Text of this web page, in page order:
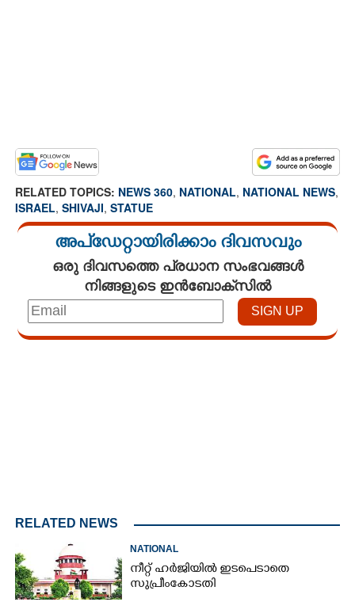
RELATED TOPICS: NEWS 360, NATIONAL, NATIONAL NEWS,
ISRAEL, SHIVAJI, STATUE
അപ്ഡേറ്റായിരിക്കാം ദിവസവും
ഒരു ദിവസത്തെ പ്രധാന സംഭവങ്ങൾ
നിങ്ങളുടെ ഇൻബോക്സിൽ
RELATED NEWS
NATIONAL
നീറ്റ് ഹർജിയിൽ ഇടപെടാതെ
സുപ്രീംകോടതി